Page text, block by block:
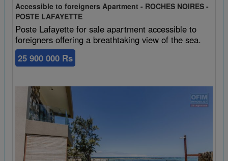
Accessible to foreigners Apartment - ROCHES NOIRES -
POSTE LAFAYETTE
Poste Lafayette for sale apartment accessible to
foreigners offering a breathtaking view of the sea.
25 900 000 Rs